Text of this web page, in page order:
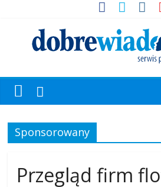
Sponsorowany
Przegląd firm